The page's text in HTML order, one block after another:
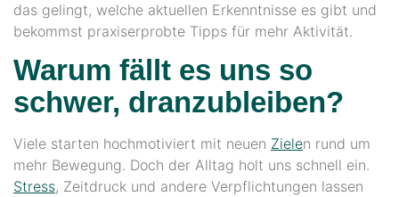
das gelingt, welche aktuellen Erkenntnisse es gibt und
bekommst praxiserprobte Tipps für mehr Aktivität.
Warum fällt es uns so
schwer, dranzubleiben?
Viele starten hochmotiviert mit neuen Zielen rund um
mehr Bewegung. Doch der Alltag holt uns schnell ein.
Stress, Zeitdruck und andere Verpflichtungen lassen